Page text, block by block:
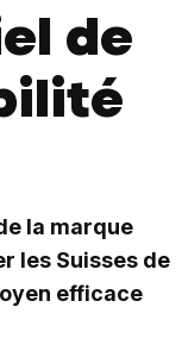
de
la marque
les Suisses de
efficace